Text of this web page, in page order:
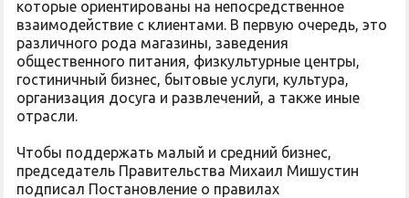
которые ориентированы на непосредственное
взаимодействие с клиентами. В первую очередь, это
различного рода магазины, заведения
общественного питания, физкультурные центры,
гостиничный бизнес, бытовые услуги, культура,
организация досуга и развлечений, а также иные
отрасли.
Чтобы поддержать малый и средний бизнес,
председатель Правительства Михаил Мишустин
подписал Постановление о правилах